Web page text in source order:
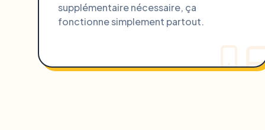
supplémentaire nécessaire, ça
fonctionne simplement partout.